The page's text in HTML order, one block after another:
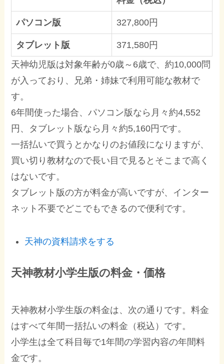
パソコン版 327,800円
タブレット版
371,580円
天神幼児版は対象年齢が0歳～6歳で、約10,000問
が入っており、兄弟・姉妹で利用可能な教材で
す。
6年間使った場合、パソコン版なら月々約4,552
円、タブレット版なら月々約5,160円です。
一括払いで買うとかなりのお値段になりますが、
買い切り教材なので長い目で見るとそこまで高く
はないです。
タブレット版の方が料金が高いですが、インター
ネット不要でどこでもできるので便利です。
天神の資料請求をする
天神教材小学生版の料金・価格
天神教材小学生版の料金は、次の通りです。料金
はすべて年間一括払いの料金（税込）です。
小学生は全て科目毎で1年間の学習内容の年間料
金です。